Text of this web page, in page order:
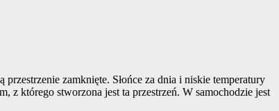
zamknięte. Słońce za dnia i niskie temperatury
z którego stworzona jest ta przestrzeń. W samochodzie jest